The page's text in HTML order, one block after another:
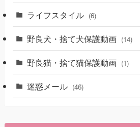
ライフスタイル (6)
野良犬・捨て犬保護動画 (14)
野良猫・捨て猫保護動画 (1)
迷惑メール (46)